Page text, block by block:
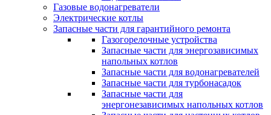
Газовые водонагреватели
Электрические котлы
Запасные части для гарантийного ремонта
Газогорелочные устройства
Запасные части для энергозависимых
напольных котлов
Запасные части для водонагревателей
Запасные части для турбонасадок
Запасные части для
энергонезависимых напольных котлов